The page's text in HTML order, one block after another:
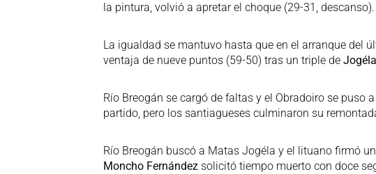
la pintura, volvió a apretar el choque (29-31, descanso).
La igualdad se mantuvo hasta que en el arranque del
ventaja de nueve puntos (59-50) tras un triple de Jogéla
Río Breogán se cargó de faltas y el Obradoiro se puso
partido, pero los santiagueses culminaron su
Río Breogán buscó a Matas Jogéla y el lituano firmó
Moncho Fernández solicitó tiempo muerto con doce